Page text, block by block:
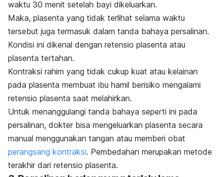
waktu 30 menit setelah bayi dikeluarkan.
Maka, plasenta yang tidak terlihat selama waktu
tersebut juga termasuk dalam tanda bahaya persalinan.
Kondisi ini dikenal dengan retensio plasenta atau
plasenta tertahan.
Kontraksi rahim yang tidak cukup kuat atau kelainan
pada plasenta membuat ibu hamil berisiko mengalami
retensio plasenta saat melahirkan.
Untuk menanggulangi tanda bahaya seperti ini pada
persalinan, dokter bisa mengeluarkan plasenta secara
manual menggunakan tangan atau memberi obat
perangsang kontraksi. Pembedahan merupakan metode
terakhir dari retensio plasenta.